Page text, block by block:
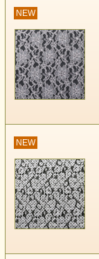
NEW
NEW